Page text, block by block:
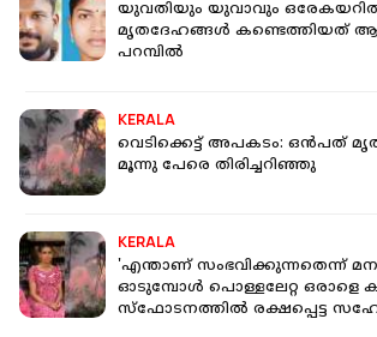
യുവതിയും യുവാവും
മൃതദേഹങ്ങൾ കണ്ടെത്തിയത്
പറമ്പിൽ
KERALA
വെടിക്കെട്ട് അപകടം: ഒൻപത്
മൂന്നു പേരെ തിരിച്ചറിഞ്ഞു
KERALA
'എന്താണ് സംഭവിക്കുന്നതെന്ന്
ഓടുമ്പോൾ പൊള്ളലേറ്റ ഒരാളെ
സ്‌ഫോടനത്തിൽ രക്ഷപ്പെട്ട